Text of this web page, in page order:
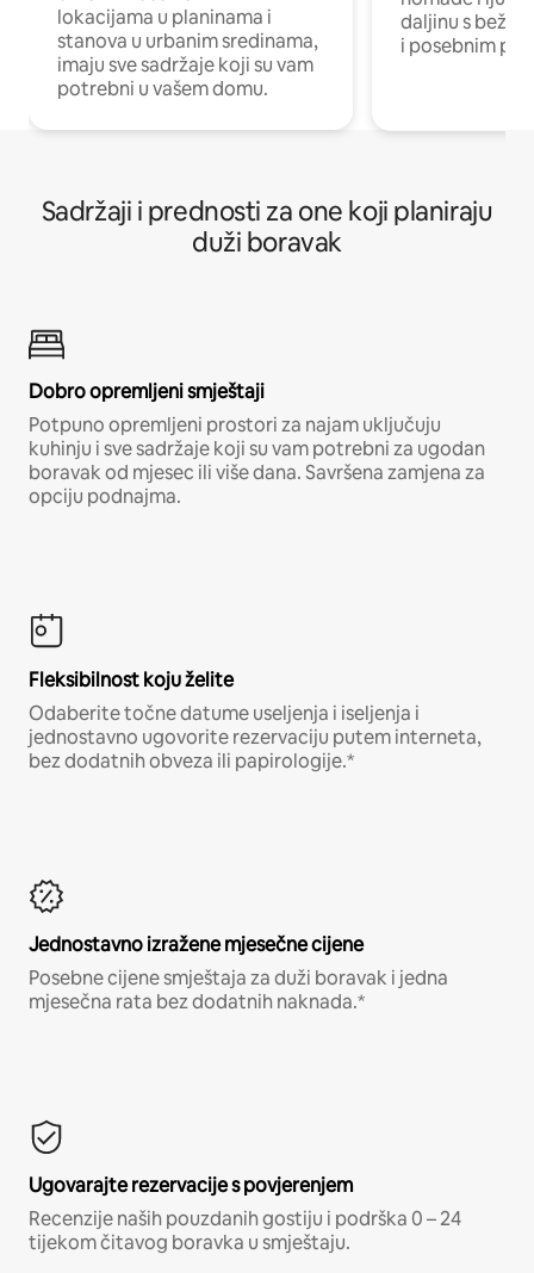
lokacijama u planinama i
stanova u urbanim sredinama,
imaju sve sadržaje koji su vam
potrebni u vašem domu.
daljinu s
i posebnim
Sadržaji i prednosti za one koji planiraju
duži boravak
Dobro opremljeni smještaji
Potpuno opremljeni prostori za najam uključuju
kuhinju i sve sadržaje koji su vam potrebni za ugodan
boravak od mjesec ili više dana. Savršena zamjena za
opciju podnajma.
Fleksibilnost koju želite
Odaberite točne datume useljenja i iseljenja i
jednostavno ugovorite rezervaciju putem interneta,
bez dodatnih obveza ili papirologije.*
Jednostavno izražene mjesečne cijene
Posebne cijene smještaja za duži boravak i jedna
mjesečna rata bez dodatnih naknada.*
Ugovarajte rezervacije s povjerenjem
Recenzije naših pouzdanih gostiju i podrška 0 – 24
tijekom čitavog boravka u smještaju.